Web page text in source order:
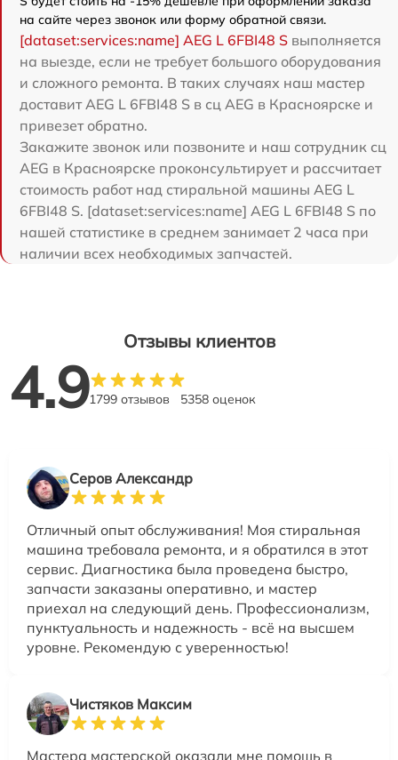
на сайте через звонок или форму обратной связи.
[dataset:services:name] AEG L 6FBI48 S выполняется
на выезде, если не требует большого оборудования
и сложного ремонта. В таких случаях наш мастер
доставит AEG L 6FBI48 S в сц AEG в Красноярске и
привезет обратно.
Закажите звонок или позвоните и наш сотрудник сц
AEG в Красноярске проконсультирует и рассчитает
стоимость работ над стиральной машины AEG L
6FBI48 S. [dataset:services:name] AEG L 6FBI48 S по
нашей статистике в среднем занимает 2 часа при
наличии всех необходимых запчастей.
Отзывы клиентов
4.91799 отзывов 5358 оценок
Серов Александр
Отличный опыт обслуживания! Моя стиральная
машина требовала ремонта, и я обратился в этот
сервис. Диагностика была проведена быстро,
запчасти заказаны оперативно, и мастер
приехал на следующий день. Профессионализм,
пунктуальность и надежность - всё на высшем
уровне. Рекомендую с уверенностью!
Чистяков Максим
Мастера мастерской оказали мне помощь в